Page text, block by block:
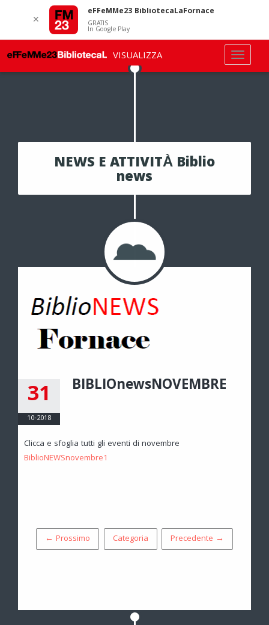
NEWS E ATTIVITÀ Biblio
news
31
10-2018
BIBLIOnewsNOVEMBRE
Clicca e sfoglia tutti gli eventi di novembre
BiblioNEWSnovembre1
← Prossimo Categoria Precedente →
✕
eFFeMMe23 BibliotecaLaFornace
GRATIS
In Google Play
VISUALIZZA